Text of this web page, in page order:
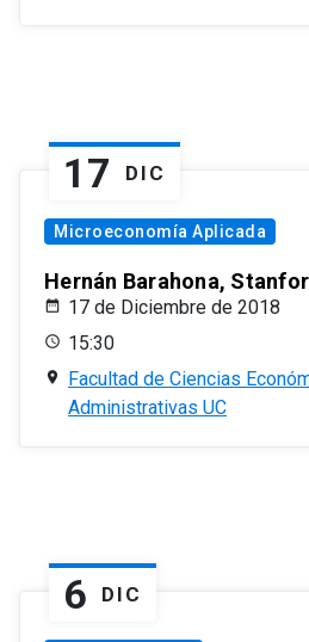
17 DIC
Microeconomía Aplicada
Hernán Barahona,
17 de Diciembre de 2018
15:30
Facultad de Ciencias
Administrativas UC
6 DIC